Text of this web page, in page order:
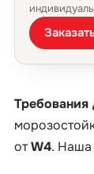
Требования
отW4.